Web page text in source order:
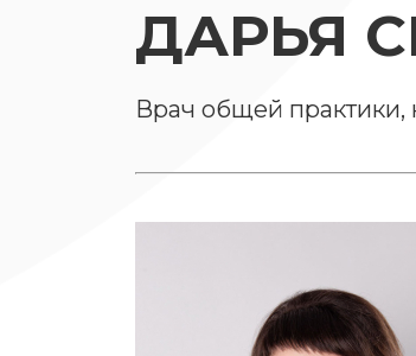
ДАРЬЯ
Врач общей практики,